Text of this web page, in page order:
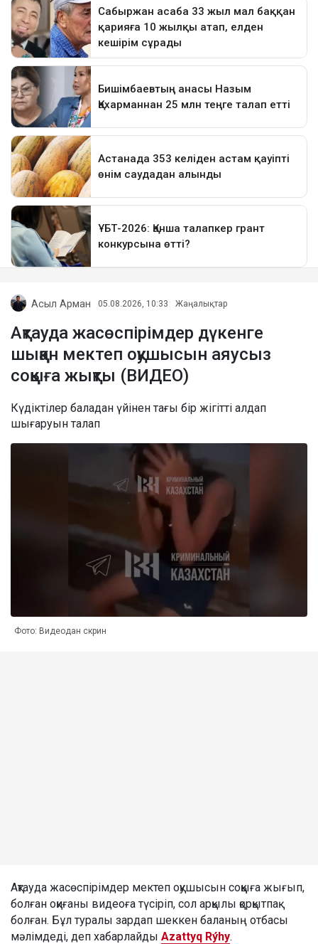
Асыл Арман 05.08.2026, 10:33 Жаңалықтар
Ақтауда жасөспірімдер дүкенге
шыққан мектеп оқушысын аяусыз
соққыға жықты (ВИДЕО)
Күдіктілер баладан үйінен тағы бір жігітті алдап
шығаруын талап
Фото: Видеодан скрин
Ақтауда жасөспірімдер мектеп оқушысын соққыға жығып,
болған оқиғаны видеоға түсіріп, сол арқылы қорқытпақ
болған. Бұл туралы зардап шеккен баланың отбасы
мәлімдеді, деп хабарлайды Azattyq Rýhy.